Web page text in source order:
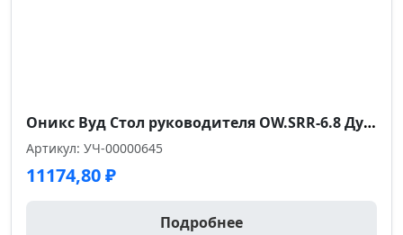
Оникс Вуд Стол руководителя OW.SRR-6.8 Дуб Аттик/Дуб Темный/Металл Антрацит 1980*800*750
Артикул: УЧ-00000645
11174,80₽
Подробнее